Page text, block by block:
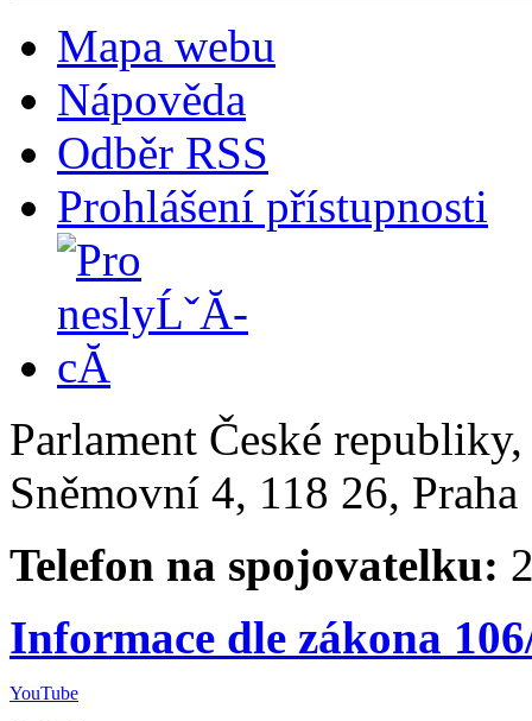
Mapa webu
Nápověda
Odběr RSS
Prohlášení přístupnosti
Parlament České
Sněmovní 4, 118 26,
Telefon na spojovatelku:
Informace dle zákona
YouTube